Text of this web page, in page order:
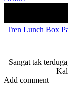
Tren Lunch Box
Sangat tak
Add comment